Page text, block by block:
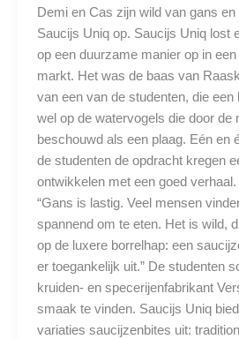
Demi en Cas zijn wild van gans
Saucijs Uniq op. Saucijs Uniq lost
op een duurzame manier op in
markt. Het was de baas van
van een van de studenten, die een
wel op de watervogels die door de
beschouwd als een plaag. Eén en
de studenten de opdracht kregen
ontwikkelen met een goed
“Gans is lastig. Veel mensen
spannend om te eten. Het is wild,
op de luxere borrelhap: een
er toegankelijk uit.” De studenten
kruiden- en specerijenfabrikant
smaak te vinden. Saucijs Uniq
variaties saucijzenbites uit: